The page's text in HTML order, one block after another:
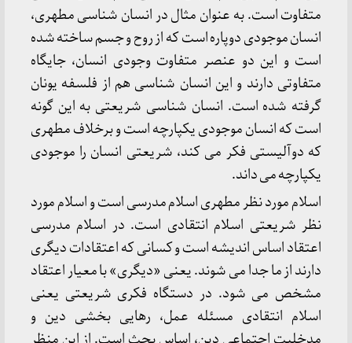
متفاوت است. به عنوان مثال در انسان شناسی مطهری،
انسان موجودی دوپاره است که از روح و جسم ساخته شده
است و این دو عنصر متفاوت وجودی انسان، جایگاه
متفاوتی دارند و این انسان شناسی هم از فلسفه یونان
گرفته شده است. انسان شناسی شریعتی به این گونه
است که انسان موجودی یکپارچه است و برخلاف مطهری
که دوآلیستی فکر می کند، شریعتی انسان را موجودی
یکپارچه می داند.
اسلام مورد نظر مطهری اسلام مدرسی است و اسلام مورد
نظر شریعتی اسلام انتقادی است. در اسلام مدرسی
اعتقاد اساس اندیشه است و کسانی که اعتقادات دیگری
دارند از ما جدا می شوند. یعنی «دیگری» با معیار اعتقاد
مشخص می شود. در دستگاه فکری شریعتی یعنی
اسلام انتقادی مسئله عمل، رهایی بخشی دین و